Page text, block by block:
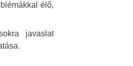
élő,
javaslat